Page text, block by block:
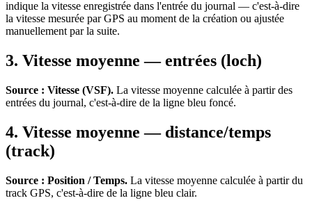
indique la vitesse enregistrée dans l'entrée du journal — c'est-à-dire
la vitesse mesurée par GPS au moment de la création ou ajustée
manuellement par la suite.
3. Vitesse moyenne — entrées (loch)
Source : Vitesse (VSF). La vitesse moyenne calculée à partir des
entrées du journal, c'est-à-dire de la ligne bleu foncé.
4. Vitesse moyenne — distance/temps
(track)
Source : Position / Temps. La vitesse moyenne calculée à partir du
track GPS, c'est-à-dire de la ligne bleu clair.